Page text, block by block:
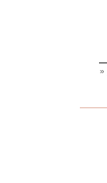
»